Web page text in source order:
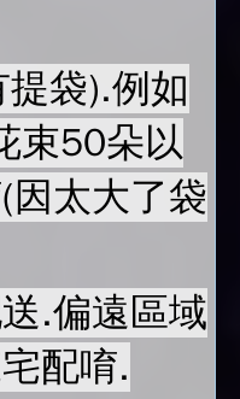
袋).例如
束50朵以
因太大了袋
.偏遠區域
配唷.